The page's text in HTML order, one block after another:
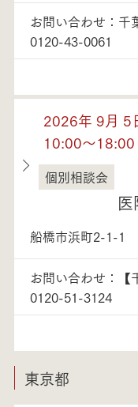
お問い合わせ：千
0120-43-0061
2026年 9月 5
10:00～18:00
千葉県
個別相談会
船橋市浜町2-1-1
お問い合わせ：【
0120-51-3124
東京都